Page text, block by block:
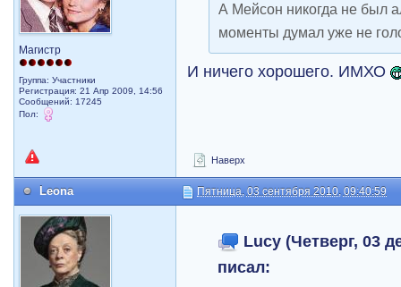
Магистр
Группа: Участники
Регистрация: 21 Апр 2009, 14:56
Сообщений: 17245
Пол:
А Мейсон никогда не был
моменты думал уже не
И ничего хорошего. ИМХО
Наверх
Leona Пятница, 03 сентября 2010, 09:40:59
Lucy (Четверг, 03
писал: